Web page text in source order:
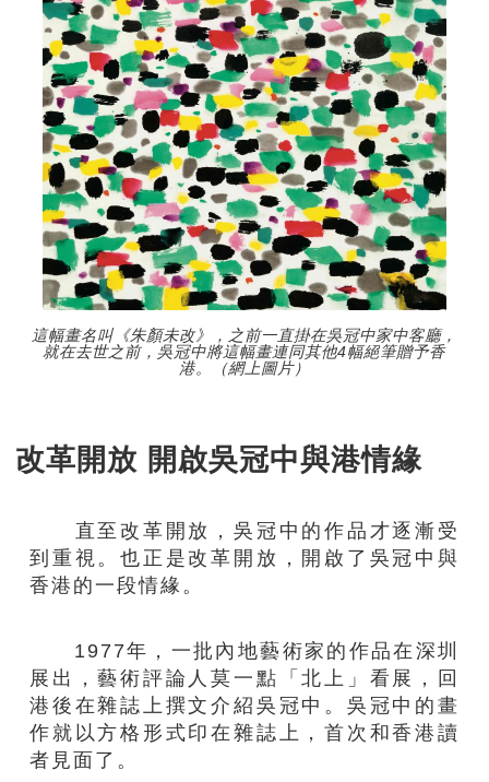
這幅畫名叫《朱顏未改》，之前一直掛在吳冠中家中客廳，
就在去世之前，吳冠中將這幅畫連同其他4幅絕筆贈予香
港。（網上圖片）
改革開放 開啟吳冠中與港情緣
直至改革開放，吳冠中的作品才逐漸受
到重視。也正是改革開放，開啟了吳冠中與
香港的一段情緣。
1977年，一批內地藝術家的作品在深圳
展出，藝術評論人莫一點「北上」看展，回
港後在雜誌上撰文介紹吳冠中。吳冠中的畫
作就 以方格形式印在雜誌上，首次和香港讀
者見面了。